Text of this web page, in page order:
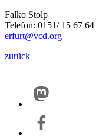
Falko Stolp
Telefon: 0151/ 15 67 64
erfurt@vcd.org
zurück